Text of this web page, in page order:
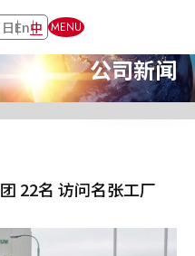
日En中 MENU
公司新闻
22名 访问名张工厂